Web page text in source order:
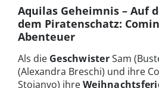
Aquilas Geheimnis – Auf
dem Piratenschatz:
Abenteuer
Als die GeschwisterSam
(Alexandra Breschi) und ihre
Stojanvo) ihre